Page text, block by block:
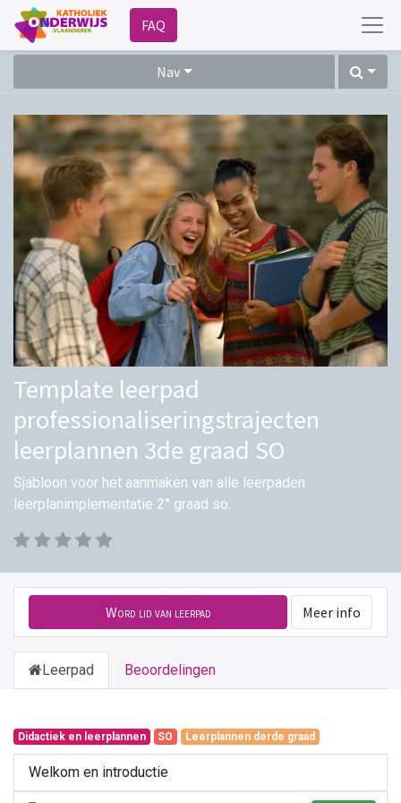
FAQ
Nav
Template leerpad
professionaliseringstrajecten
leerplannen 3de graad SO
Sjabloon voor het aanmaken van alle leerpaden
leerplanimplementatie 2° graad so.
Word lid van leerpad Meer info
Leerpad Beoordelingen
Didactiek en leerplannen SO Leerplannen derde graad
Welkom en introductie